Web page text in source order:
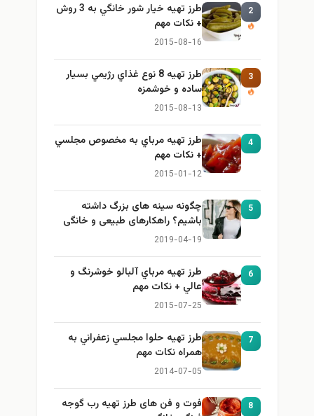
2
طرز تهيه خیار شور خانگي به 3 روش
+ نكات مهم
2015-08-16
3
طرز تهيه 8 نوع غذاي رژيمي بسيار
ساده و خوشمزه
2015-08-13
4
طرز تهيه مرباي به مخصوص مجلسي
+ نكات مهم
2015-01-12
5
چگونه سینه های بزرگ داشته
باشیم؟ راهکارهای طبیعی و خانگی
برای بزرگ کردن سینه
2019-04-19
6
طرز تهيه مرباي آلبالو خوشرنگ و
عالي + نكات مهم
2015-07-25
7
طرز تهيه حلوا مجلسي زعفراني به
همراه نكات مهم
2014-07-05
8
فوت و فن های طرز تهیه رب گوجه